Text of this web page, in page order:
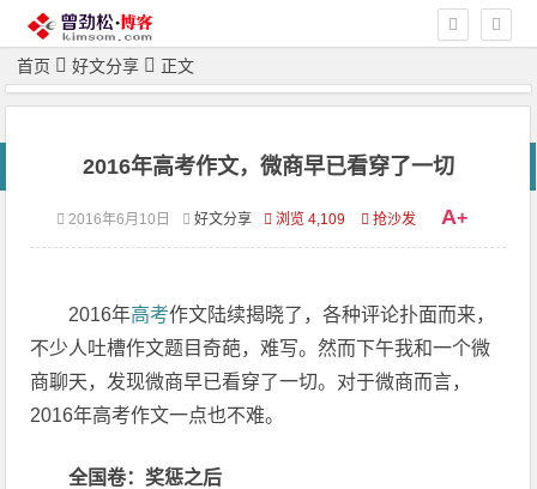
首页 好文分享 正文
2016年高考作文，微商早已看穿了一切
2016年6月10日 好文分享 浏览 4,109 抢沙发 A+
2016年高考作文陆续揭晓了，各种评论扑面而来，
不少人吐槽作文题目奇葩，难写。然而下午我和一个微
商聊天，发现微商早已看穿了一切。对于微商而言，
2016年高考作文一点也不难。
全国卷：奖惩之后